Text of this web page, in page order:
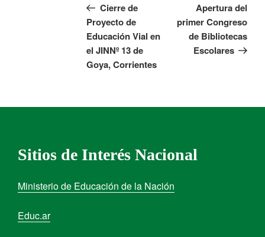
Cierre de
Proyecto de
Educación Vial en
el JINNº 13 de
Goya, Corrientes
Apertura del
primer Congreso
de Bibliotecas
Escolares
Sitios de Interés Nacional
Ministerio de Educación de la Nación
Educ.ar